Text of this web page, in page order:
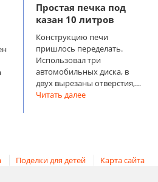
Простая печка под
казан 10 литров
Конструкцию печи
пришлось переделать.
Использовал три
автомобильных диска, в
двух вырезаны отверстия,…
Читать далее
Поделки для детей Карта сайта